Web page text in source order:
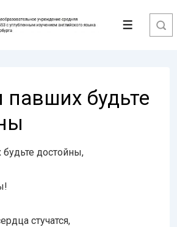
Меню
будьте
достойны,
стучатся,